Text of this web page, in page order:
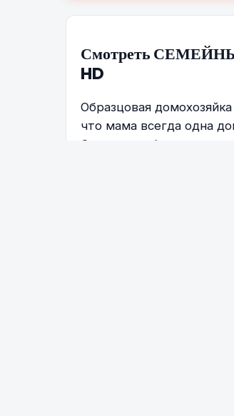
Смотреть
HD
Образцовая
что мама всегда одна
Однажды, обидевшись